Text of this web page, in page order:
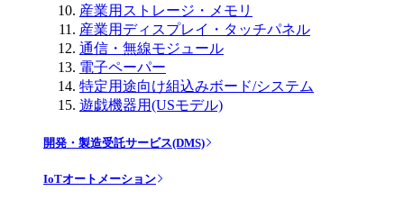
産業用ストレージ・メモリ
産業用ディスプレイ・タッチパネル
通信・無線モジュール
電子ペーパー
特定用途向け組込みボード/システム
遊戯機器用(USモデル)
開発・製造受託サービス(DMS)
IoTオートメーション